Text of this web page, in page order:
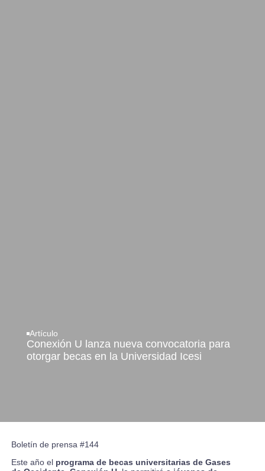
Artículo
Conexión U lanza nueva convocatoria para
otorgar becas en la Universidad Icesi
Boletín de prensa #144
Este año el programa de becas universitarias de Gases